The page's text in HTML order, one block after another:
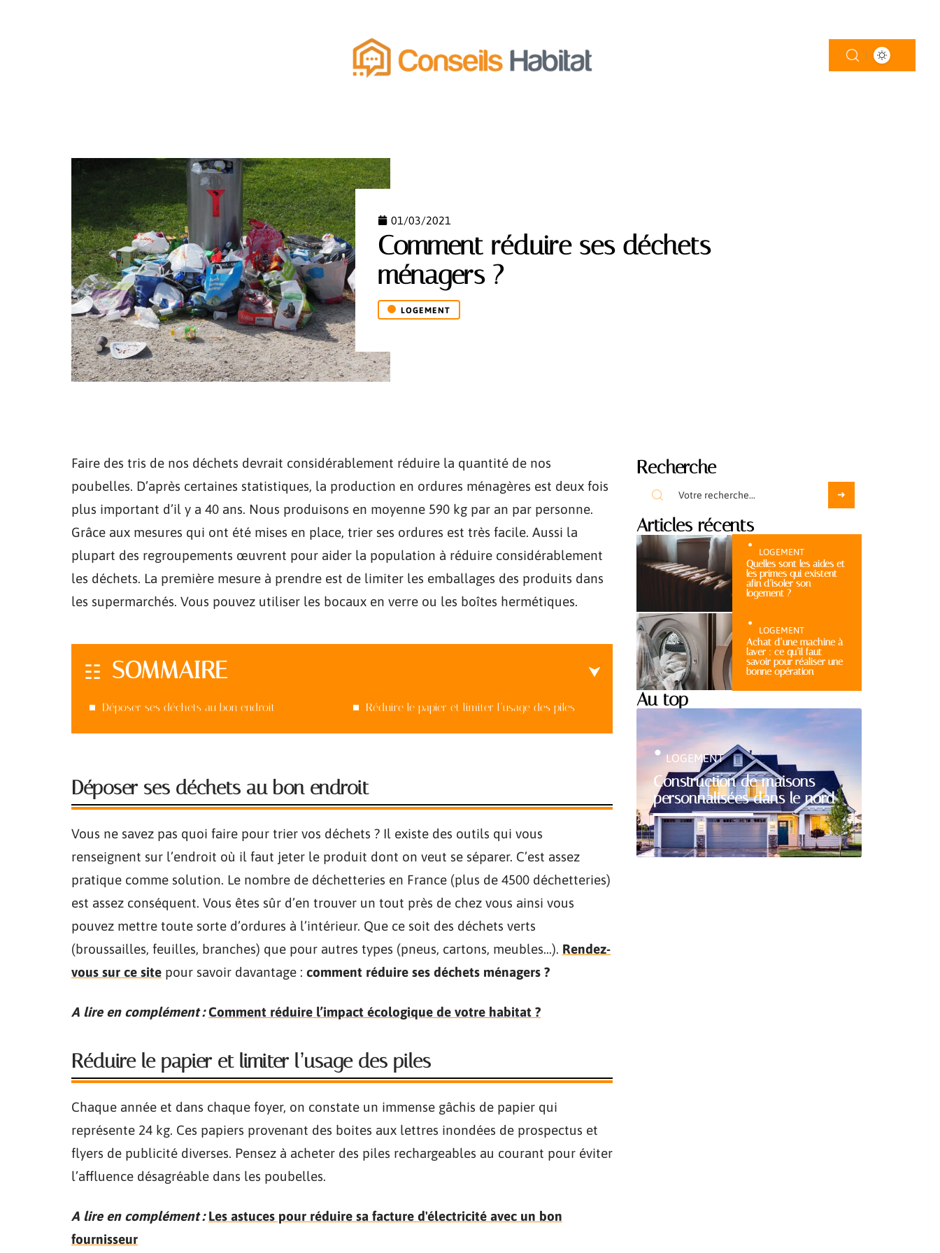
01/03/2021
Comment réduire ses déchets
ménagers ?
LOGEMENT
Faire des tris de nos déchets devrait considérablement réduire la quantité de nos
poubelles. D’après certaines statistiques, la production en ordures ménagères est deux fois
plus important d’il y a 40 ans. Nous produisons en moyenne 590 kg par an par personne.
Grâce aux mesures qui ont été mises en place, trier ses ordures est très facile. Aussi la
plupart des regroupements œuvrent pour aider la population à réduire considérablement
les déchets. La première mesure à prendre est de limiter les emballages des produits dans
les supermarchés. Vous pouvez utiliser les bocaux en verre ou les boîtes hermétiques.
SOMMAIRE
Déposer ses déchets au bon endroit Réduire le papier et limiter l’usage des piles
Déposer ses déchets au bon endroit
Vous ne savez pas quoi faire pour trier vos déchets ? Il existe des outils qui vous
renseignent sur l’endroit où il faut jeter le produit dont on veut se séparer. C’est assez
pratique comme solution. Le nombre de déchetteries en France (plus de 4500 déchetteries)
est assez conséquent. Vous êtes sûr d’en trouver un tout près de chez vous ainsi vous
pouvez mettre toute sorte d’ordures à l’intérieur. Que ce soit des déchets verts
(broussailles, feuilles, branches) que pour autres types (pneus, cartons, meubles…). Rendez-
vous sur ce site pour savoir davantage : comment réduire ses déchets ménagers ?
A lire en complément : Comment réduire l’impact écologique de votre habitat ?
Réduire le papier et limiter l’usage des piles
Chaque année et dans chaque foyer, on constate un immense gâchis de papier qui
représente 24 kg. Ces papiers provenant des boites aux lettres inondées de prospectus et
flyers de publicité diverses. Pensez à acheter des piles rechargeables au courant pour éviter
l’affluence désagréable dans les poubelles.
A lire en complément : Les astuces pour réduire sa facture d'électricité avec un bon
fournisseur
Recherche
Articles récents
LOGEMENT
Quelles sont les aides et
les primes qui existent
afin d’isoler son
logement ?
LOGEMENT
Achat d’une machine à
laver : ce qu’il faut
savoir pour réaliser une
bonne opération
Au top
Construction de maisons
personnalisées dans le nord
LOGEMENT